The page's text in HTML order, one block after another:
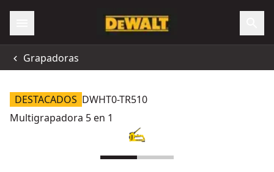
Grapadoras
DESTACADOS DWHT0-TR510
Multigrapadora 5 en 1